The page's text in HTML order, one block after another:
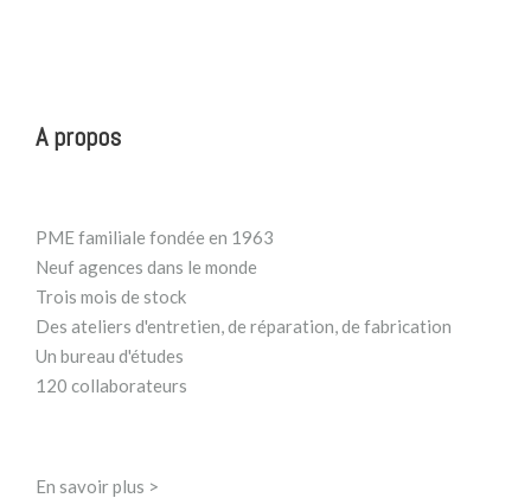
A propos
PME familiale fondée en 1963
Neuf agences dans le monde
Trois mois de stock
Des ateliers d'entretien, de réparation, de fabrication
Un bureau d'études
120 collaborateurs
En savoir plus >